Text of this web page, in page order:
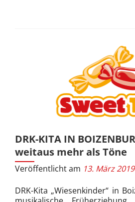
DRK-KITA IN
weitaus mehr als Töne
Veröffentlicht am 13. März 2019
DRK-Kita „Wiesenkinder“ in